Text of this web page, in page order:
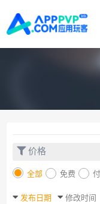
价格
全部 免费
发布日期 修改时间